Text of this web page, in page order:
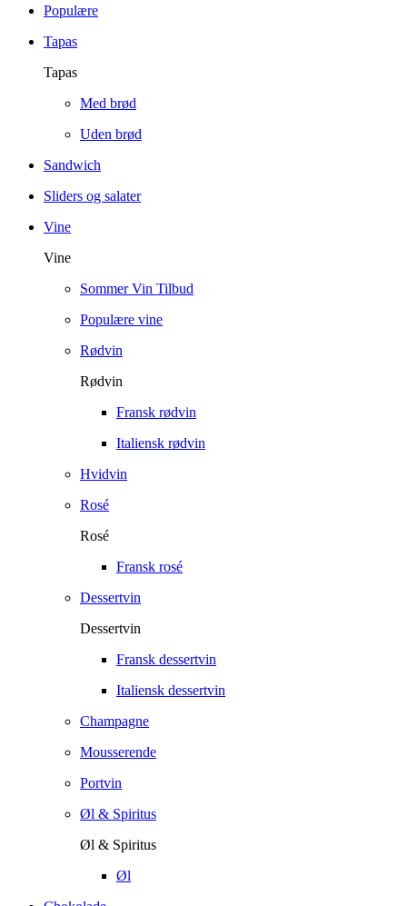
Populære
Tapas
Tapas
Med brød
Uden brød
Sandwich
Sliders og salater
Vine
Vine
Sommer Vin Tilbud
Populære vine
Rødvin
Rødvin
Fransk rødvin
Italiensk rødvin
Hvidvin
Rosé
Rosé
Fransk rosé
Dessertvin
Dessertvin
Fransk dessertvin
Italiensk dessertvin
Champagne
Mousserende
Portvin
Øl & Spiritus
Øl & Spiritus
Øl